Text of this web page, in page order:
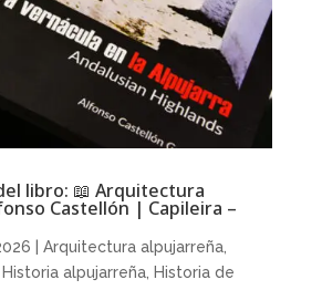
libro: 📖 Arquitectura
Castellón | Capileira –
Arquitectura alpujarreña,
Historia alpujarreña, Historia de